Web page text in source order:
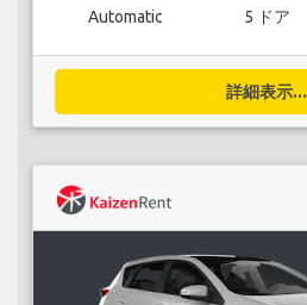
Automatic 5 ドア
詳細表示...